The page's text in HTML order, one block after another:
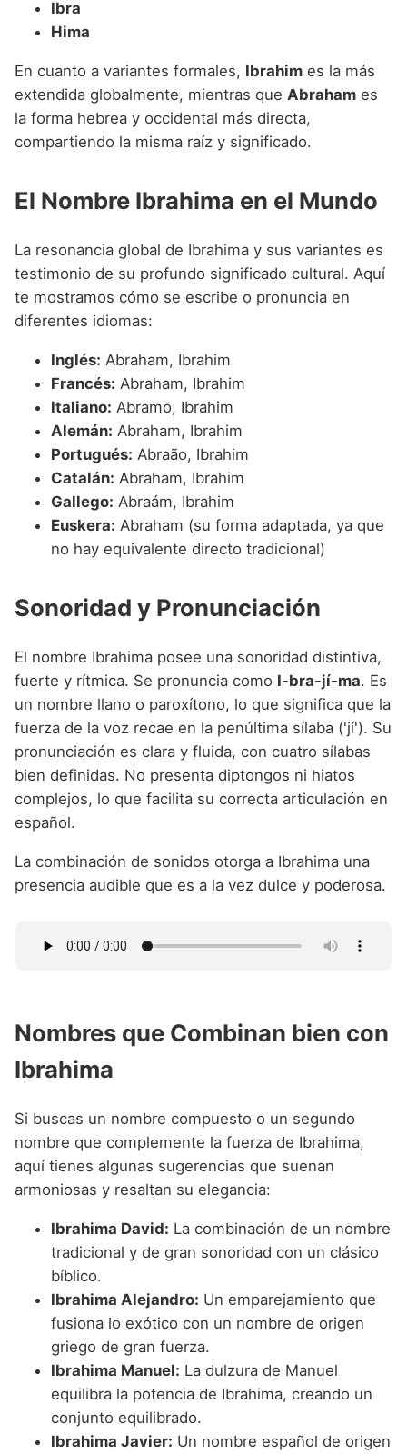
Ibra
Hima
En cuanto a variantes formales, Ibrahim es la más
extendida globalmente, mientras que Abraham es
la forma hebrea y occidental más directa,
compartiendo la misma raíz y significado.
El Nombre Ibrahima en el Mundo
La resonancia global de Ibrahima y sus variantes es
testimonio de su profundo significado cultural. Aquí
te mostramos cómo se escribe o pronuncia en
diferentes idiomas:
Inglés: Abraham, Ibrahim
Francés: Abraham, Ibrahim
Italiano: Abramo, Ibrahim
Alemán: Abraham, Ibrahim
Portugués: Abraão, Ibrahim
Catalán: Abraham, Ibrahim
Gallego: Abraám, Ibrahim
Euskera: Abraham (su forma adaptada, ya que
no hay equivalente directo tradicional)
Sonoridad y Pronunciación
El nombre Ibrahima posee una sonoridad distintiva,
fuerte y rítmica. Se pronuncia como I-bra-jí-ma. Es
un nombre llano o paroxítono, lo que significa que la
fuerza de la voz recae en la penúltima sílaba ('jí'). Su
pronunciación es clara y fluida, con cuatro sílabas
bien definidas. No presenta diptongos ni hiatos
complejos, lo que facilita su correcta articulación en
español.
La combinación de sonidos otorga a Ibrahima una
presencia audible que es a la vez dulce y poderosa.
Nombres que Combinan bien con
Ibrahima
Si buscas un nombre compuesto o un segundo
nombre que complemente la fuerza de Ibrahima,
aquí tienes algunas sugerencias que suenan
armoniosas y resaltan su elegancia:
Ibrahima David: La combinación de un nombre
tradicional y de gran sonoridad con un clásico
bíblico.
Ibrahima Alejandro: Un emparejamiento que
fusiona lo exótico con un nombre de origen
griego de gran fuerza.
Ibrahima Manuel: La dulzura de Manuel
equilibra la potencia de Ibrahima, creando un
conjunto equilibrado.
Ibrahima Javier: Un nombre español de origen